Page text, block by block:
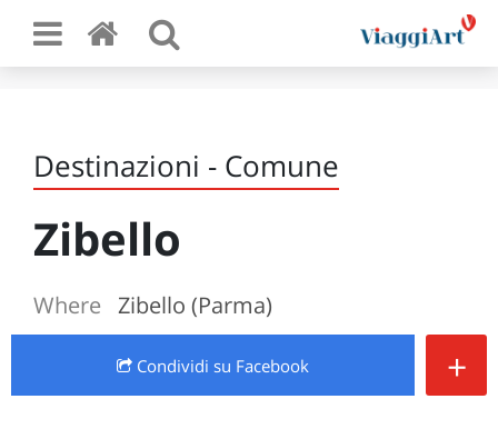
Destinazioni - Comune
Zibello
Where Zibello (Parma)
Condividi su Facebook +